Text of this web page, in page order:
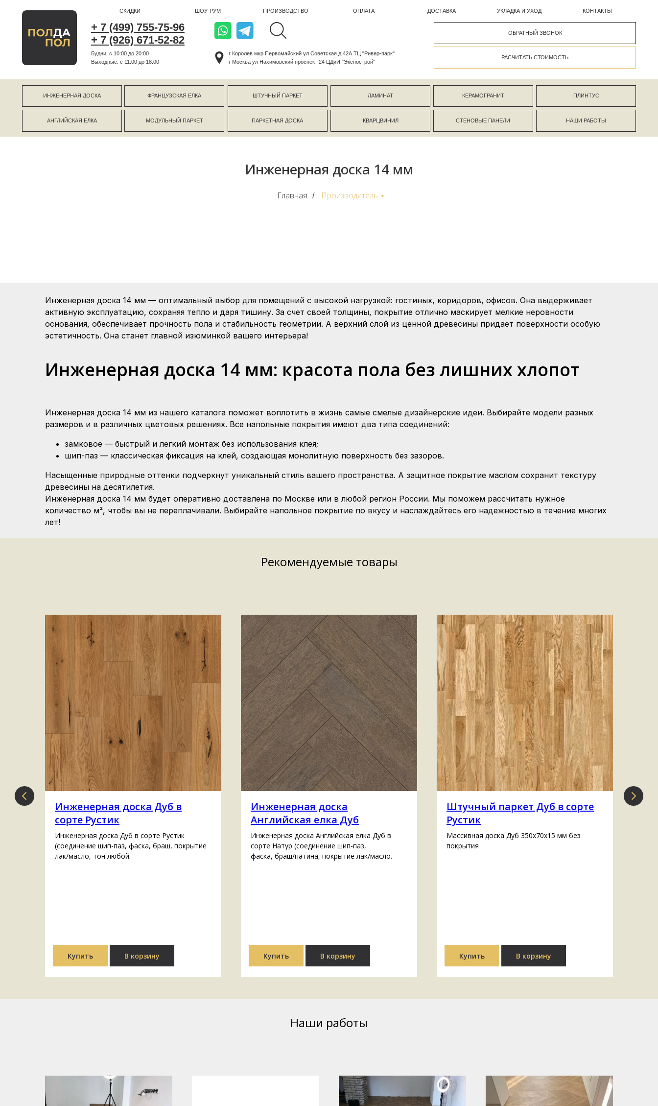
+ 7 (499) 755-75-96
+ 7 (926) 671-52-82
СКИДКИ ШОУ-РУМ ПРОИЗВОДСТВО КОНТАКТЫ
УКЛАДКА И УХОД
Будни: с 10:00 до 20:00
Выходные: c 11:00 до 18:00
г Москва ул Нахимовский проспект 24 ЦДиИ "Экспострой"
ИНЖЕНЕРНАЯ ДОСКА
АНГЛИЙСКАЯ ЕЛКА
ФРАНЦУЗСКАЯ ЕЛКА
ПАРКЕТНАЯ ДОСКА
МОДУЛЬНЫЙ ПАРКЕТ
ШТУЧНЫЙ ПАРКЕТ
КВАРЦВИНИЛ
КЕРАМОГРАНИТ
СТЕНОВЫЕ ПАНЕЛИ
ЛАМИНАТ
НАШИ РАБОТЫ
ПЛИНТУС
Инженерная доска 14 мм
Главная / Производитель
Инженерная доска 14 мм — оптимальный выбор для помещений с высокой нагрузкой: гостиных, коридоров, офисов. Она выдерживает
активную эксплуатацию, сохраняя тепло и даря тишину. За счет своей толщины, покрытие отлично маскирует мелкие неровности
основания, обеспечивает прочность пола и стабильность геометрии. А верхний слой из ценной древесины придает поверхности особую
эстетичность. Она станет главной изюминкой вашего интерьера!
Инженерная доска 14 мм: красота пола без лишних хлопот
Инженерная доска 14 мм из нашего каталога поможет воплотить в жизнь самые смелые дизайнерские идеи. Выбирайте модели разных
размеров и в различных цветовых решениях. Все напольные покрытия имеют два типа соединений:
замковое — быстрый и легкий монтаж без использования клея;
шип-паз — классическая фиксация на клей, создающая монолитную поверхность без зазоров.
Насыщенные природные оттенки подчеркнут уникальный стиль вашего пространства. А защитное покрытие маслом сохранит текстуру
древесины на десятилетия.
Инженерная доска 14 мм будет оперативно доставлена по Москве или в любой регион России. Мы поможем рассчитать нужное
количество м², чтобы вы не переплачивали. Выбирайте напольное покрытие по вкусу и наслаждайтесь его надежностью в течение многих
лет!
Рекомендуемые товары
Инженерная доска Дуб в
сорте Рустик
Инженерная доска Дуб в сорте Рустик
(cоединение шип-паз, фаска, браш, покрытие
лак/масло, тон любой.
Купить В корзину
Инженерная доска
Английская елка Дуб
Инженерная доска Английская елка Дуб в
сорте Натур (cоединение шип-паз,
фаска, браш/патина, покрытие лак/масло.
Купить В корзину
Штучный паркет Дуб в сорте
Рустик
Массивная доска Дуб 350х70х15 мм без
покрытия
Купить В корзину
Наши работы